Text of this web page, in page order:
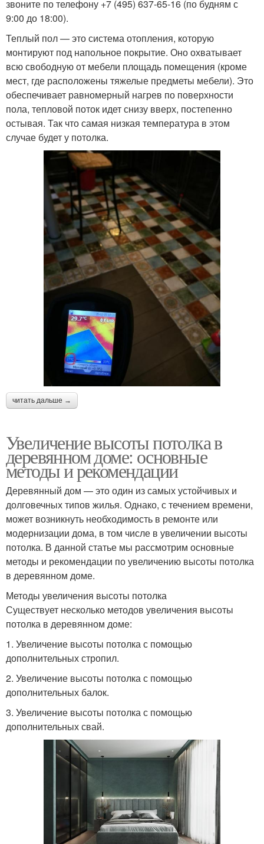
звоните по телефону +7 (495) 637-65-16 (по будням с
9:00 до 18:00).
Теплый пол — это система отопления, которую
монтируют под напольное покрытие. Оно охватывает
всю свободную от мебели площадь помещения (кроме
мест, где расположены тяжелые предметы мебели). Это
обеспечивает равномерный нагрев по поверхности
пола, тепловой поток идет снизу вверх, постепенно
остывая. Так что самая низкая температура в этом
случае будет у потолка.
читать дальше →
Увеличение высоты потолка в
деревянном доме: основные
методы и рекомендации
Деревянный дом — это один из самых устойчивых и
долговечных типов жилья. Однако, с течением времени,
может возникнуть необходимость в ремонте или
модернизации дома, в том числе в увеличении высоты
потолка. В данной статье мы рассмотрим основные
методы и рекомендации по увеличению высоты потолка
в деревянном доме.
Методы увеличения высоты потолка
Существует несколько методов увеличения высоты
потолка в деревянном доме:
1. Увеличение высоты потолка с помощью
дополнительных стропил.
2. Увеличение высоты потолка с помощью
дополнительных балок.
3. Увеличение высоты потолка с помощью
дополнительных свай.